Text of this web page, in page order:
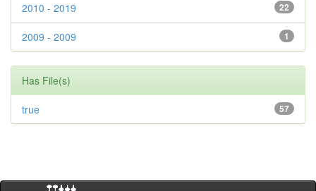
22
2010 - 2019
1
2009 - 2009
Has File(s)
57
true